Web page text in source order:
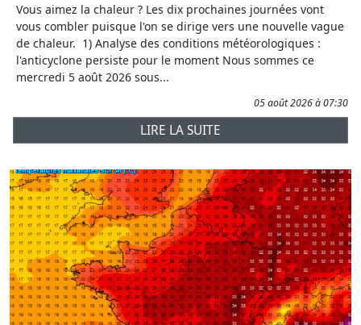
Vous aimez la chaleur ? Les dix prochaines journées vont
vous combler puisque l'on se dirige vers une nouvelle vague
de chaleur. 1) Analyse des conditions météorologiques :
l'anticyclone persiste pour le moment Nous sommes ce
mercredi 5 août 2026 sous...
05 août 2026 à 07:30
LIRE LA SUITE